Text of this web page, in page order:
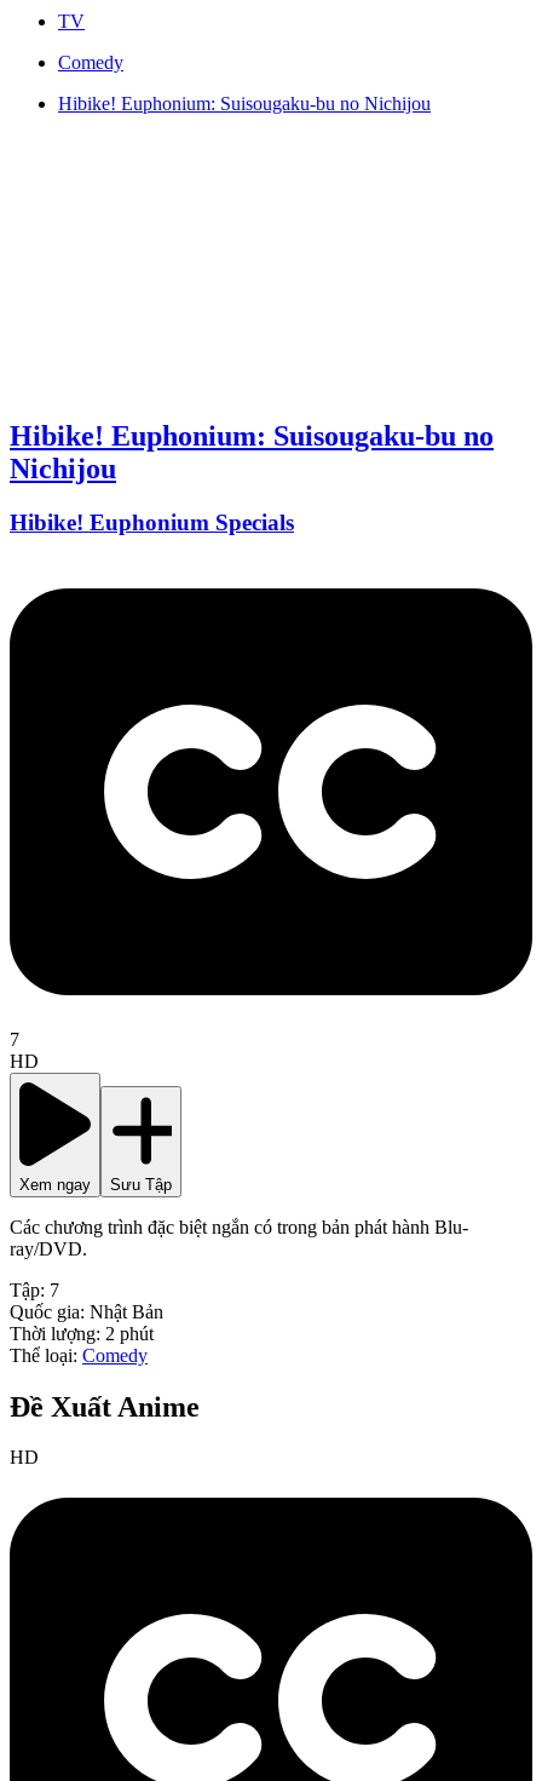
TV
Comedy
Hibike! Euphonium: Suisougaku-bu no Nichijou
Hibike! Euphonium: Suisougaku-bu no
Nichijou
Hibike! Euphonium Specials
7
HD
Xem ngay Sưu Tập
Các chương trình đặc biệt ngắn có trong bản phát hành Blu-
ray/DVD.
Tập: 7
Quốc gia: Nhật Bản
Thời lượng: 2 phút
Thể loại: Comedy
Đề Xuất Anime
HD